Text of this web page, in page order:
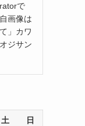
で
画像は
」カワ
ジサン
土 日